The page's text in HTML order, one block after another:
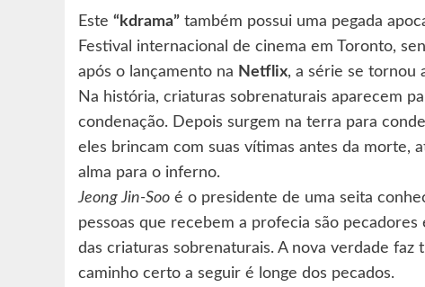
Este “kdrama” também possui uma pegada
Festival internacional de cinema em Toronto,
após o lançamento na Netflix, a série se tornou
Na história, criaturas sobrenaturais aparecem
condenação. Depois surgem na terra para
eles brincam com suas vítimas antes da morte,
alma para o inferno.
Jeong Jin-Soo é o presidente de uma seita
pessoas que recebem a profecia são
das criaturas sobrenaturais. A nova verdade faz
caminho certo a seguir é longe dos pecados.